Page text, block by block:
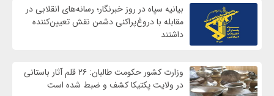
بیانیه سپاه در روز خبرنگار؛ رسانه‌های انقلابی در
مقابله با دروغ‌پراکنی دشمن نقش تعیین‌کننده
داشتند
وزارت کشور حکومت طالبان: ۲۶ قلم آثار باستانی
در ولایت پکتیکا کشف و ضبط شده است